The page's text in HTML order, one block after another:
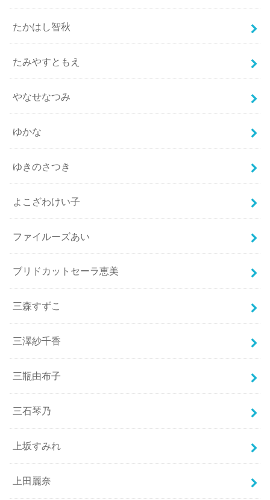
たかはし智秋
たみやすともえ
やなせなつみ
ゆかな
ゆきのさつき
よこざわけい子
ファイルーズあい
ブリドカットセーラ恵美
三森すずこ
三澤紗千香
三瓶由布子
三石琴乃
上坂すみれ
上田麗奈